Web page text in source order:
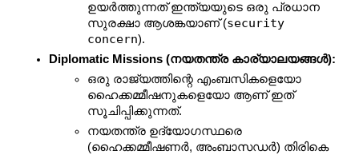
ഉയർത്തുന്നത് ഇന്ത്യയുടെ ഒരു പ്രധാന
സുരക്ഷാ ആശങ്കയാണ് (security
concern).
Diplomatic Missions (നയതന്ത്ര കാര്യാലയങ്ങൾ):
ഒരു രാജ്യത്തിന്റെ എംബസികളെയോ
ഹൈക്കമ്മീഷനുകളെയോ ആണ് ഇത്
സൂചിപ്പിക്കുന്നത്.
നയതന്ത്ര ഉദ്യോഗസ്ഥരെ
(ഹൈക്കമ്മീഷണർ, അംബാസഡർ) തിരികെ